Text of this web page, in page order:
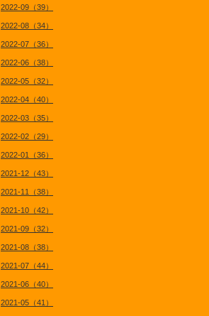
2022-09（39）
2022-08（34）
2022-07（36）
2022-06（38）
2022-05（32）
2022-04（40）
2022-03（35）
2022-02（29）
2022-01（36）
2021-12（43）
2021-11（38）
2021-10（42）
2021-09（32）
2021-08（38）
2021-07（44）
2021-06（40）
2021-05（41）